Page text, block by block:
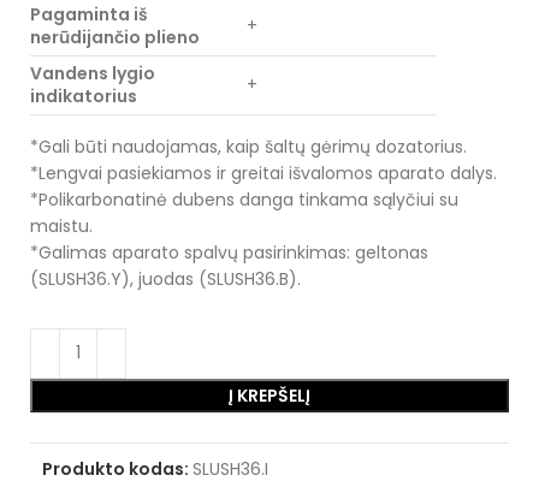
Pagaminta iš
nerūdijančio plieno
+
Vandens lygio
indikatorius
+
*Gali būti naudojamas, kaip šaltų gėrimų dozatorius.
*Lengvai pasiekiamos ir greitai išvalomos aparato dalys.
*Polikarbonatinė dubens danga tinkama sąlyčiui su
maistu.
*Galimas aparato spalvų pasirinkimas: geltonas
(SLUSH36.Y), juodas (SLUSH36.B).
Į KREPŠELĮ
Produkto kodas: SLUSH36.I